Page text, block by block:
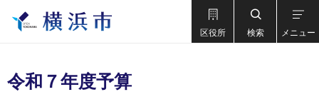
区役所 検索 メニュー
令和７年度予算